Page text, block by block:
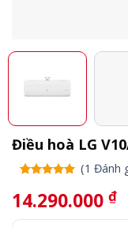
Điều hoà LG
5 dựa trên
(1 Đánh
14.290.000 ₫